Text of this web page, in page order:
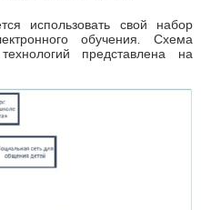
использовать свой набор
обучения. Схема
представлена на